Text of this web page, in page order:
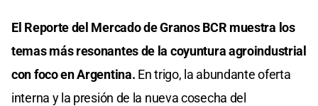
El Reporte del Mercado de Granos BCR muestra los
temas más resonantes de la coyuntura agroindustrial
con foco en Argentina. En trigo, la abundante oferta
interna y la presión de la nueva cosecha del